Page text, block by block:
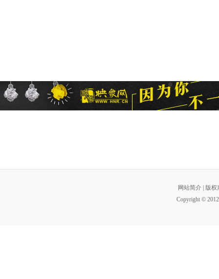
网站简介
版权
Copyright ©